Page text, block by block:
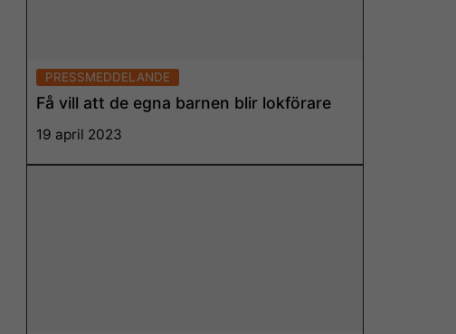
PRESSMEDDELANDE
Få vill att de egna barnen blir lokförare
19 april 2023